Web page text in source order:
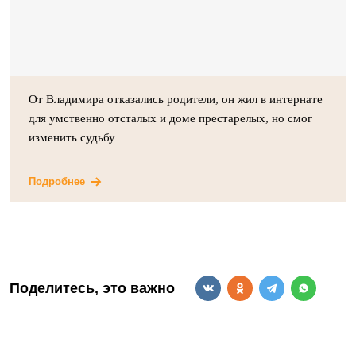
От Владимира отказались родители, он жил в интернате
для умственно отсталых и доме престарелых, но смог
изменить судьбу
Подробнее
Поделитесь, это важно